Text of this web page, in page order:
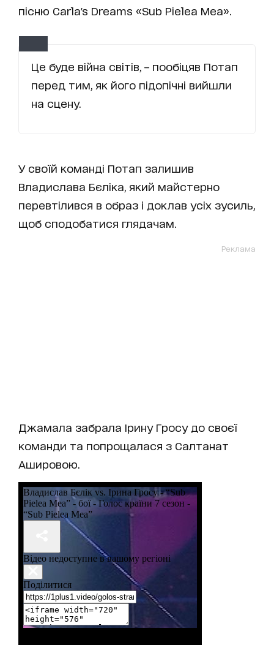
пісню Carla's Dreams «Sub Pielea Mea».
Це буде війна світів, – пообіцяв Потап
перед тим, як його підопічні вийшли
на сцену.
У своїй команді Потап залишив
Владислава Бєліка, який майстерно
перевтілився в образ і доклав усіх зусиль,
щоб сподобатися глядачам.
Реклама
Джамала забрала Ірину Гросу до своєї
команди та попрощалася з Салтанат
Ашировою.